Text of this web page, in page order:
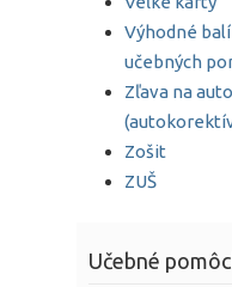
Výhodné
učebných
Zľava na
Zošit
ZUŠ
Učebné